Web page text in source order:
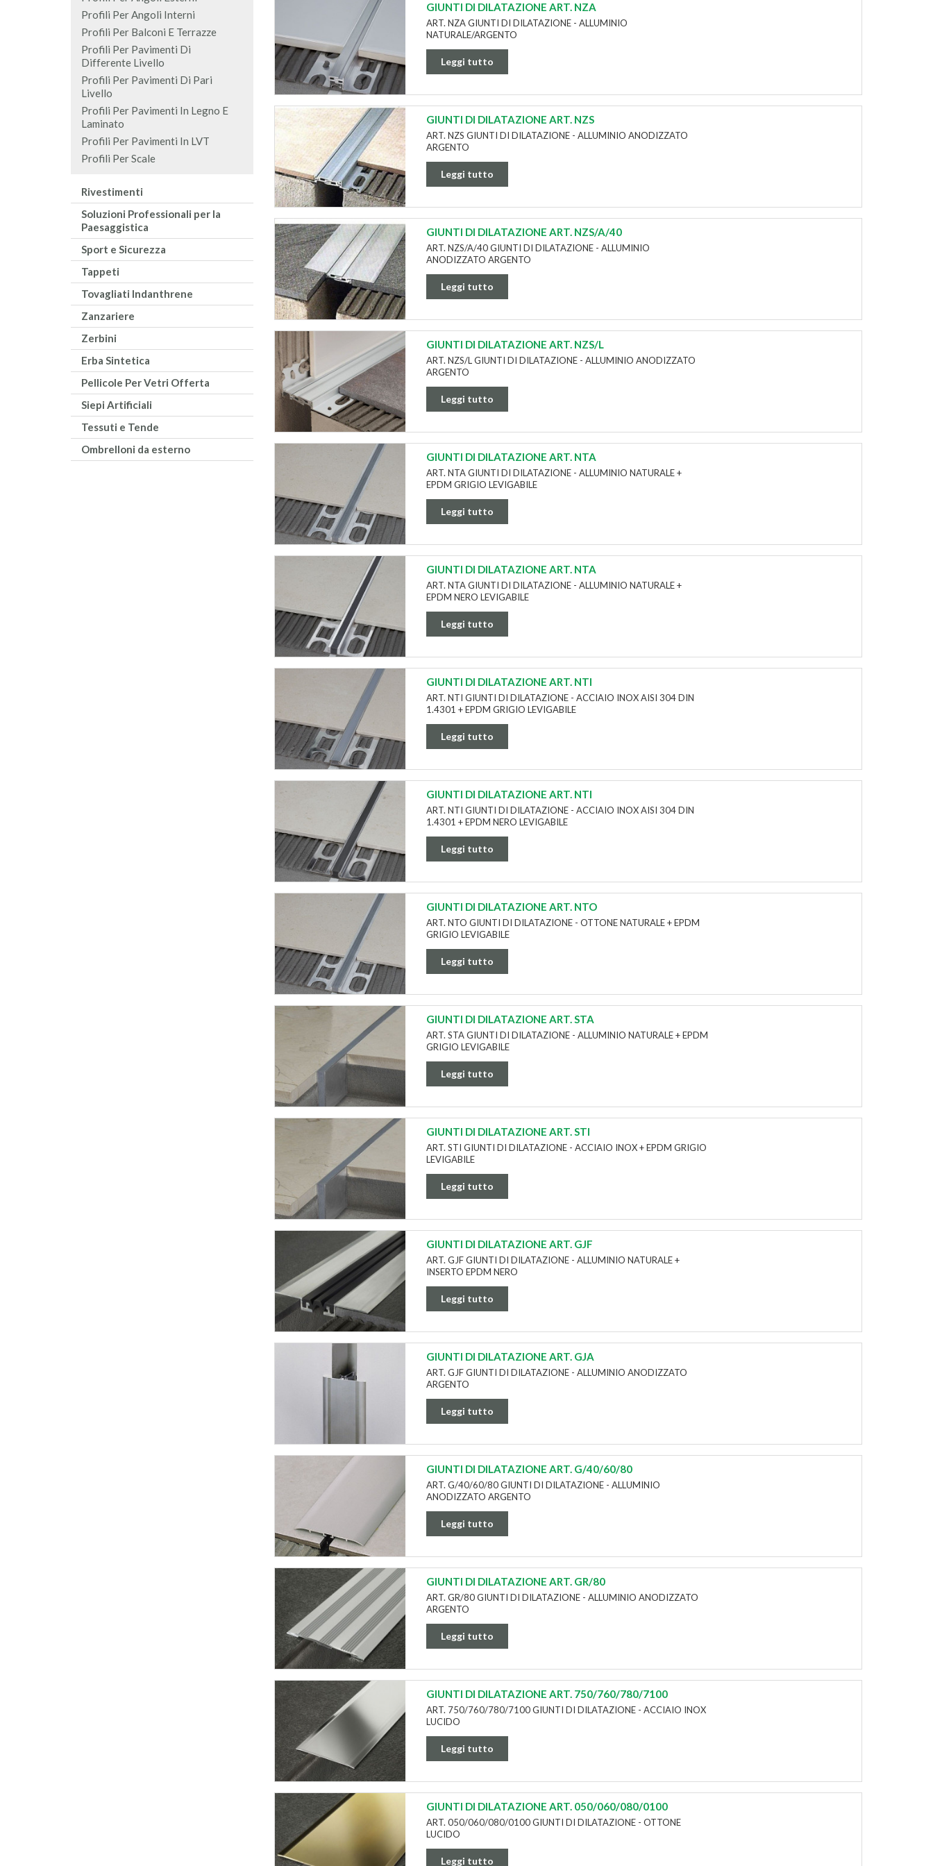
Profili Per Angoli Interni
Profili Per Balconi E Terrazze
Profili Per Pavimenti Di
Differente Livello
Profili Per Pavimenti Di Pari
Livello
Profili Per Pavimenti In Legno E
Laminato
Profili Per Pavimenti In LVT
Profili Per Scale
Rivestimenti
Soluzioni Professionali per la
Paesaggistica
Sport e Sicurezza
Tappeti
Tovagliati Indanthrene
Zanzariere
Zerbini
Erba Sintetica
Pellicole Per Vetri Offerta
Siepi Artificiali
Tessuti e Tende
Ombrelloni da esterno
GIUNTI DI DILATAZIONE ART. NZA
ART. NZA GIUNTI DI DILATAZIONE - ALLUMINIO
NATURALE/ARGENTO
Leggi tutto
GIUNTI DI DILATAZIONE ART. NZS
ART. NZS GIUNTI DI DILATAZIONE - ALLUMINIO ANODIZZATO
ARGENTO
Leggi tutto
GIUNTI DI DILATAZIONE ART. NZS/A/40
ART. NZS/A/40 GIUNTI DI DILATAZIONE - ALLUMINIO
ANODIZZATO ARGENTO
Leggi tutto
GIUNTI DI DILATAZIONE ART. NZS/L
ART. NZS/L GIUNTI DI DILATAZIONE - ALLUMINIO ANODIZZATO
ARGENTO
Leggi tutto
GIUNTI DI DILATAZIONE ART. NTA
ART. NTA GIUNTI DI DILATAZIONE - ALLUMINIO NATURALE +
EPDM GRIGIO LEVIGABILE
Leggi tutto
GIUNTI DI DILATAZIONE ART. NTA
ART. NTA GIUNTI DI DILATAZIONE - ALLUMINIO NATURALE +
EPDM NERO LEVIGABILE
Leggi tutto
GIUNTI DI DILATAZIONE ART. NTI
ART. NTI GIUNTI DI DILATAZIONE - ACCIAIO INOX AISI 304 DIN
1.4301 + EPDM GRIGIO LEVIGABILE
Leggi tutto
GIUNTI DI DILATAZIONE ART. NTI
ART. NTI GIUNTI DI DILATAZIONE - ACCIAIO INOX AISI 304 DIN
1.4301 + EPDM NERO LEVIGABILE
Leggi tutto
GIUNTI DI DILATAZIONE ART. NTO
ART. NTO GIUNTI DI DILATAZIONE - OTTONE NATURALE + EPDM
GRIGIO LEVIGABILE
Leggi tutto
GIUNTI DI DILATAZIONE ART. STA
ART. STA GIUNTI DI DILATAZIONE - ALLUMINIO NATURALE + EPDM
GRIGIO LEVIGABILE
Leggi tutto
GIUNTI DI DILATAZIONE ART. STI
ART. STI GIUNTI DI DILATAZIONE - ACCIAIO INOX + EPDM GRIGIO
LEVIGABILE
Leggi tutto
GIUNTI DI DILATAZIONE ART. GJF
ART. GJF GIUNTI DI DILATAZIONE - ALLUMINIO NATURALE +
INSERTO EPDM NERO
Leggi tutto
GIUNTI DI DILATAZIONE ART. GJA
ART. GJF GIUNTI DI DILATAZIONE - ALLUMINIO ANODIZZATO
ARGENTO
Leggi tutto
GIUNTI DI DILATAZIONE ART. G/40/60/80
ART. G/40/60/80 GIUNTI DI DILATAZIONE - ALLUMINIO
ANODIZZATO ARGENTO
Leggi tutto
GIUNTI DI DILATAZIONE ART. GR/80
ART. GR/80 GIUNTI DI DILATAZIONE - ALLUMINIO ANODIZZATO
ARGENTO
Leggi tutto
GIUNTI DI DILATAZIONE ART. 750/760/780/7100
ART. 750/760/780/7100 GIUNTI DI DILATAZIONE - ACCIAIO INOX
LUCIDO
Leggi tutto
GIUNTI DI DILATAZIONE ART. 050/060/080/0100
ART. 050/060/080/0100 GIUNTI DI DILATAZIONE - OTTONE
LUCIDO
Leggi tutto